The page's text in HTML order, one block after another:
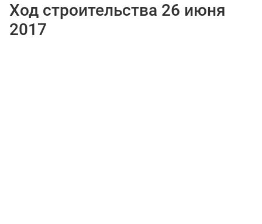
Ход строительства 26 июня
2017